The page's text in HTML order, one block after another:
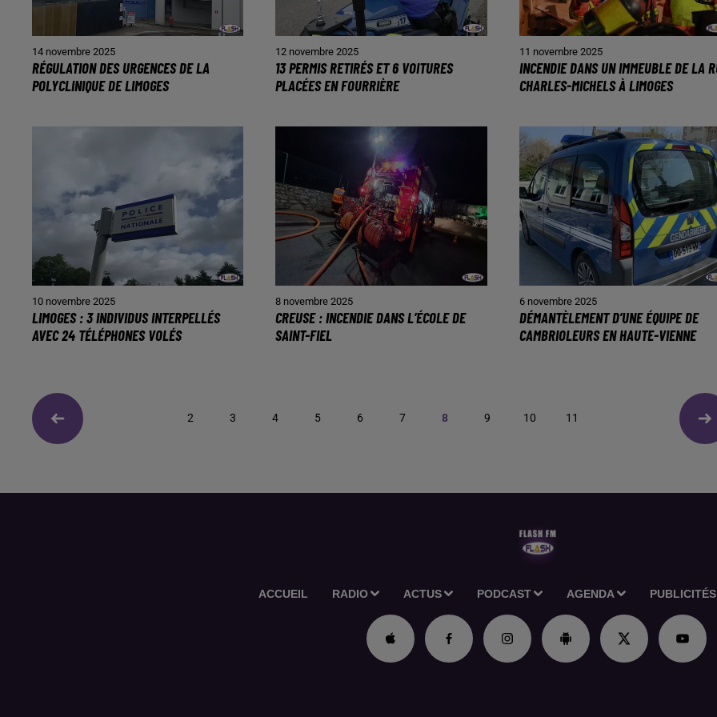
14 novembre 2025
RÉGULATION DES URGENCES DE LA
POLYCLINIQUE DE LIMOGES
12 novembre 2025
13 PERMIS RETIRÉS ET 6 VOITURES
PLACÉES EN FOURRIÈRE
11 novembre 2025
INCENDIE DANS UN IMMEUBLE DE LA
CHARLES-MICHELS À LIMOGES
10 novembre 2025
LIMOGES : 3 INDIVIDUS INTERPELLÉS
AVEC 24 TÉLÉPHONES VOLÉS
8 novembre 2025
CREUSE : INCENDIE DANS L’ÉCOLE DE
SAINT-FIEL
6 novembre 2025
DÉMANTÈLEMENT D’UNE ÉQUIPE DE
CAMBRIOLEURS EN HAUTE-VIENNE
2 3 4 5 6 7 8 9 10 11
ACCUEIL RADIO ACTUS PODCAST AGENDA PUBLICITÉS